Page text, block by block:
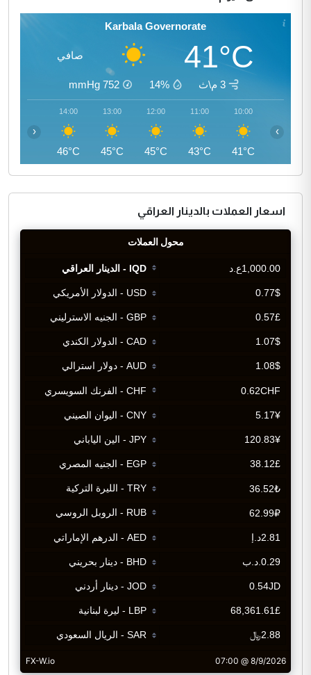
Karbala Governorate
41°C صافي
3 م\ث 14%
752
mmHg
10:00
41°C
11:00
43°C
12:00
45°C
13:00
45°C
14:00
46°C
‹ ›
اسعار العملات بالدينار العراقي